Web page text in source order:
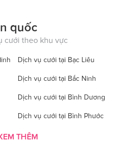
quốc
cưới theo khu vực
Dịch vụ cưới tại Bạc Liêu
Dịch vụ cưới tại Bắc Ninh
Dịch vụ cưới tại Bình Dương
Dịch vụ cưới tại Bình Phước
Dịch vụ cưới tại Cà Mau
THÊM